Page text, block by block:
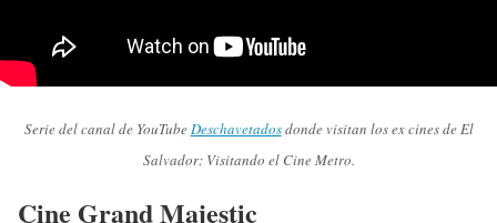
Serie del canal de YouTubeDeschavetadosdonde visitan los ex cines de El
Salvador: Visitando el Cine Metro.
Cine Grand Majestic